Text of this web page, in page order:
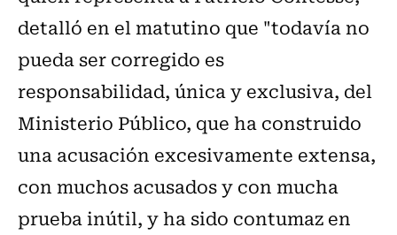
detalló en el matutino que "todavía no
pueda ser corregido es
responsabilidad, única y exclusiva, del
Ministerio Público, que ha construido
una acusación excesivamente extensa,
con muchos acusados y con mucha
prueba inútil, y ha sido contumaz en